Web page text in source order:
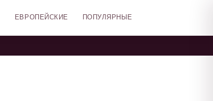
ЕВРОПЕЙСКИЕ ПОПУЛЯРНЫЕ